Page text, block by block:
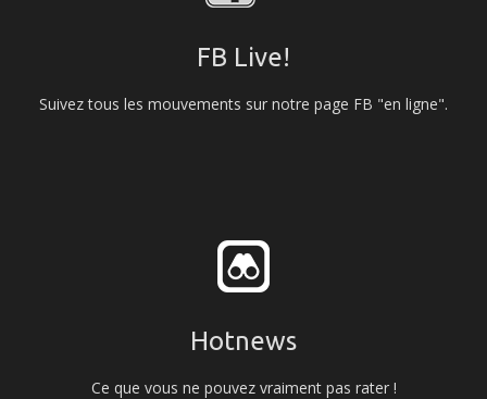
FB Live!
Suivez tous les mouvements sur notre page FB "en ligne".
Hotnews
Ce que vous ne pouvez vraiment pas rater !